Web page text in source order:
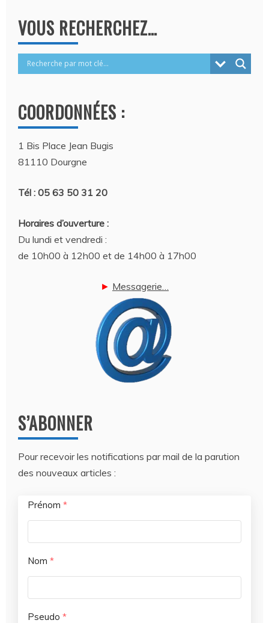
VOUS RECHERCHEZ…
COORDONNÉES :
1 Bis Place Jean Bugis
81110 Dourgne
Tél : 05 63 50 31 20
Horaires d’ouverture :
Du lundi et vendredi :
de 10h00 à 12h00 et de 14h00 à 17h00
► Messagerie…
S’ABONNER
Pour recevoir les notifications par mail de la parution
des nouveaux articles :
Prénom *
Nom *
Pseudo *